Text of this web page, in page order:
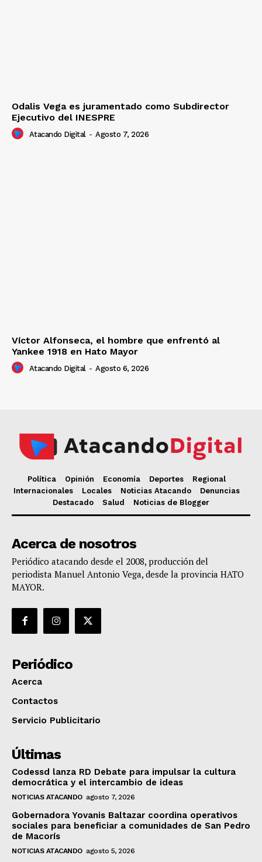
Odalis Vega es juramentado como Subdirector
Ejecutivo del INESPRE
Atacando Digital - Agosto 7, 2026
Víctor Alfonseca, el hombre que enfrentó al
Yankee 1918 en Hato Mayor
Atacando Digital - Agosto 6, 2026
Política Opinión Economía Deportes
Regional
Internacionales
Locales Noticias Atacando
Denuncias
Destacado
Salud Noticias de Blogger
Acerca de nosotros
Periódico atacando desde el 2008, producción del
periodista Manuel Antonio Vega, desde la provincia HATO
MAYOR.
Periódico
Acerca
Contactos
Servicio Publicitario
Últimas
Codessd lanza RD Debate para impulsar la cultura
democrática y el intercambio de ideas
NOTICIAS ATACANDO agosto 7, 2026
Gobernadora Yovanis Baltazar coordina operativos
sociales para beneficiar a comunidades de San Pedro
de Macorís
NOTICIAS ATACANDO agosto 5, 2026